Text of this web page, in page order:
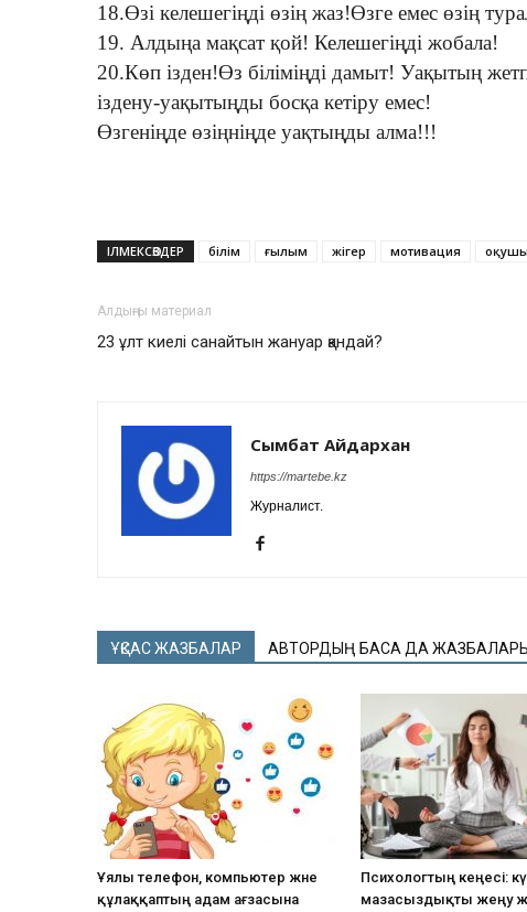
18.Өзі келешегіңді өзің жаз!Өзге емес өзің
19. Алдыңа мақсат қой! Келешегіңді жобала!
20.Көп ізден!Өз біліміңді дамыт! Уақытың
іздену-уақытыңды босқа кетіру емес!
Өзгеніңде өзіңніңде уақтыңды алма!!!
ІЛМЕКСӨЗДЕР білім ғылым жігер мотивация оқушы
Алдыңғы материал
23 ұлт киелі санайтын жануар қандай?
Сымбат Айдархан
https://martebe.kz
Журналист.
ҰҚСАС ЖАЗБАЛАР АВТОРДЫҢ БАСҚА ДА ЖАЗБАЛАРЫ
Ұялы телефон, компьютер және
құлаққаптың адам ағзасына
Психологтың кеңесі:
мазасыздықты жеңу